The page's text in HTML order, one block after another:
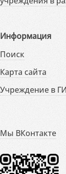
Информация
Поиск
Карта сайта
Учреждение в
Мы ВКонтакте